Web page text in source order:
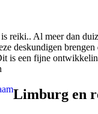
reiki.. Al meer dan
deskundigen
is een fijne
Limburg en